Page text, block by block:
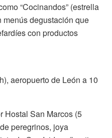
“Cocinandos” (estrella
menús degustación que
con productos
aeropuerto de León a 10
Hostal San Marcos (5
peregrinos, joya